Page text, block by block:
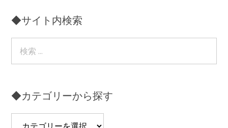
◆サイト内検索
◆カテゴリーから探す